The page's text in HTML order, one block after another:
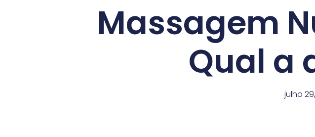
Massagem
Qual a
julho